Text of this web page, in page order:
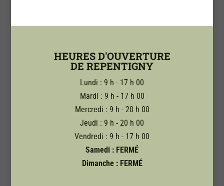
HEURES D'OUVERTURE
DE REPENTIGNY
Lundi : 9 h - 17 h 00
Mardi : 9 h - 17 h 00
Mercredi : 9 h - 20 h 00
Jeudi : 9 h - 20 h 00
Vendredi : 9 h - 17 h 00
Samedi : FERMÉ
Dimanche : FERMÉ